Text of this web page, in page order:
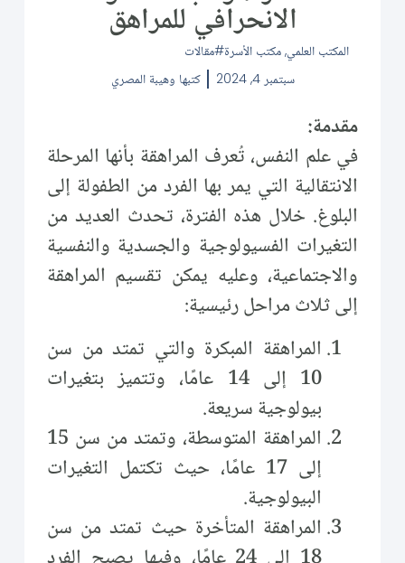
الانحرافي للمراهق
المكتب العلمي, مكتب الأسرة مقالات
سبتمبر 4, 2024
كتبها وهيبة المصري
مقدمة:
في علم النفس، تُعرف المراهقة بأنها المرحلة
الانتقالية التي يمر بها الفرد من الطفولة إلى
البلوغ. خلال هذه الفترة، تحدث العديد من
التغيرات الفسيولوجية والجسدية والنفسية
والاجتماعية، وعليه يمكن تقسيم المراهقة
إلى ثلاث مراحل رئيسية:
المراهقة المبكرة والتي تمتد من سن
10 إلى 14 عامًا، وتتميز بتغيرات
بيولوجية سريعة.
المراهقة المتوسطة، وتمتد من سن 15
إلى 17 عامًا، حيث تكتمل التغيرات
البيولوجية.
المراهقة المتأخرة حيث تمتد من سن